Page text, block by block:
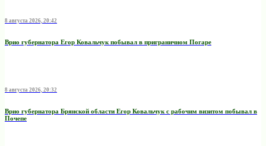
8 августа 2026, 20:42
Врио губернатора Егор Ковальчук побывал в приграничном Погаре
8 августа 2026, 20:32
Врио губернатора Брянской области Егор Ковальчук с рабочим визитом побывал в
Почепе